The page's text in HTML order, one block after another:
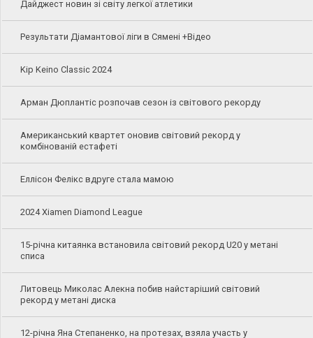
Дайджест новин зі світу легкої атлетики
Результати Діамантової ліги в Сямені +Відео
Kip Keino Classic 2024
Арман Дюплантіс розпочав сезон із світового рекорду
Американський квартет оновив світовий рекорд у
комбінованій естафеті
Еллісон Фелікс вдруге стала мамою
2024 Xiamen Diamond League
15-річна китаянка встановила світовий рекорд U20 у метані
списа
Литовець Миколас Алекна побив найстаріший світовий
рекорд у метані диска
12-річна Яна Степаненко, на протезах, взяла участь у